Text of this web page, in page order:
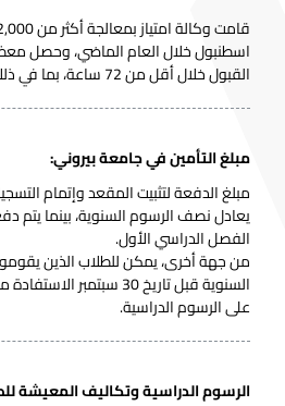
اسطنبول خلال العام الماضي، وحصل
القبول خلال أقل من 72 ساعة، بما في ذلك طلاب الطب وطب الأسنان.
مبلغ التأمين في جامعة بيروني:
مبلغ الدفعة لتثبيت المقعد وإتمام
يعادل نصف الرسوم السنوية، بينما يتم
الفصل الدراسي الأول.
من جهة أخرى، يمكن للطلاب الذين
على الرسوم الدراسية.
الرسوم الدراسية وتكاليف المعيشة